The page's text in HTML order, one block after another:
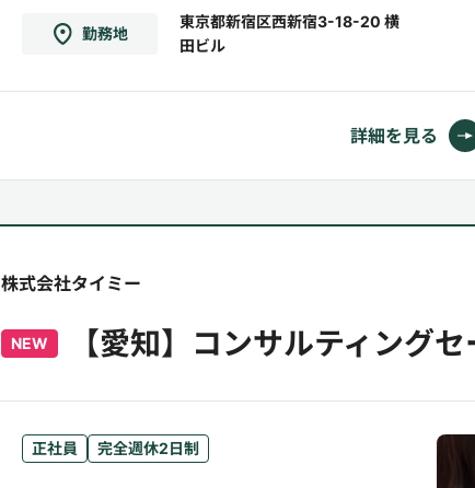
があり、アットホームな働きやすい環境です。＝
＝＝＝＝＝＝＝＝＝＝＝＝＝＝＝＝＝＝＝＝＝
＝＝＝＝＝＝＝＝＝【職務概要】商空間を展開
勤務地
東京都新宿区西新宿3-18-20 横
田ビル
詳細を見る
株式会社タイミー
NEW 【愛知】コンサルティング
正社員 完全週休2日制